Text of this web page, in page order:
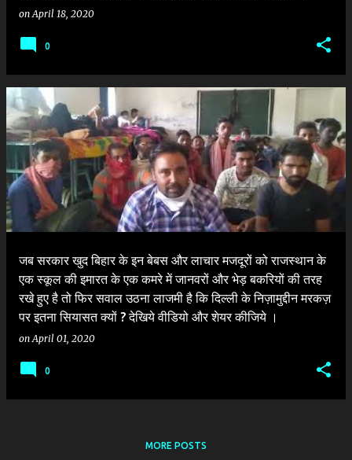
onApril 18, 2020
0
जब सरकार खुद बिहार के इन बेबस और लाचार मजदूरों को राजस्थान के
एक स्कूल की इमारत के एक कमरे में जानवरों और भेड़ बकरियों की तरह
रखे हुए है तो फिर सवाल उठना लाजमी है कि दिल्ली के निज़ामुद्दीन मरकज़
पर इतना सियासत क्यों ? देखिये वीडियो और शेयर कीजिये ।
onApril 01, 2020
0
MORE POSTS